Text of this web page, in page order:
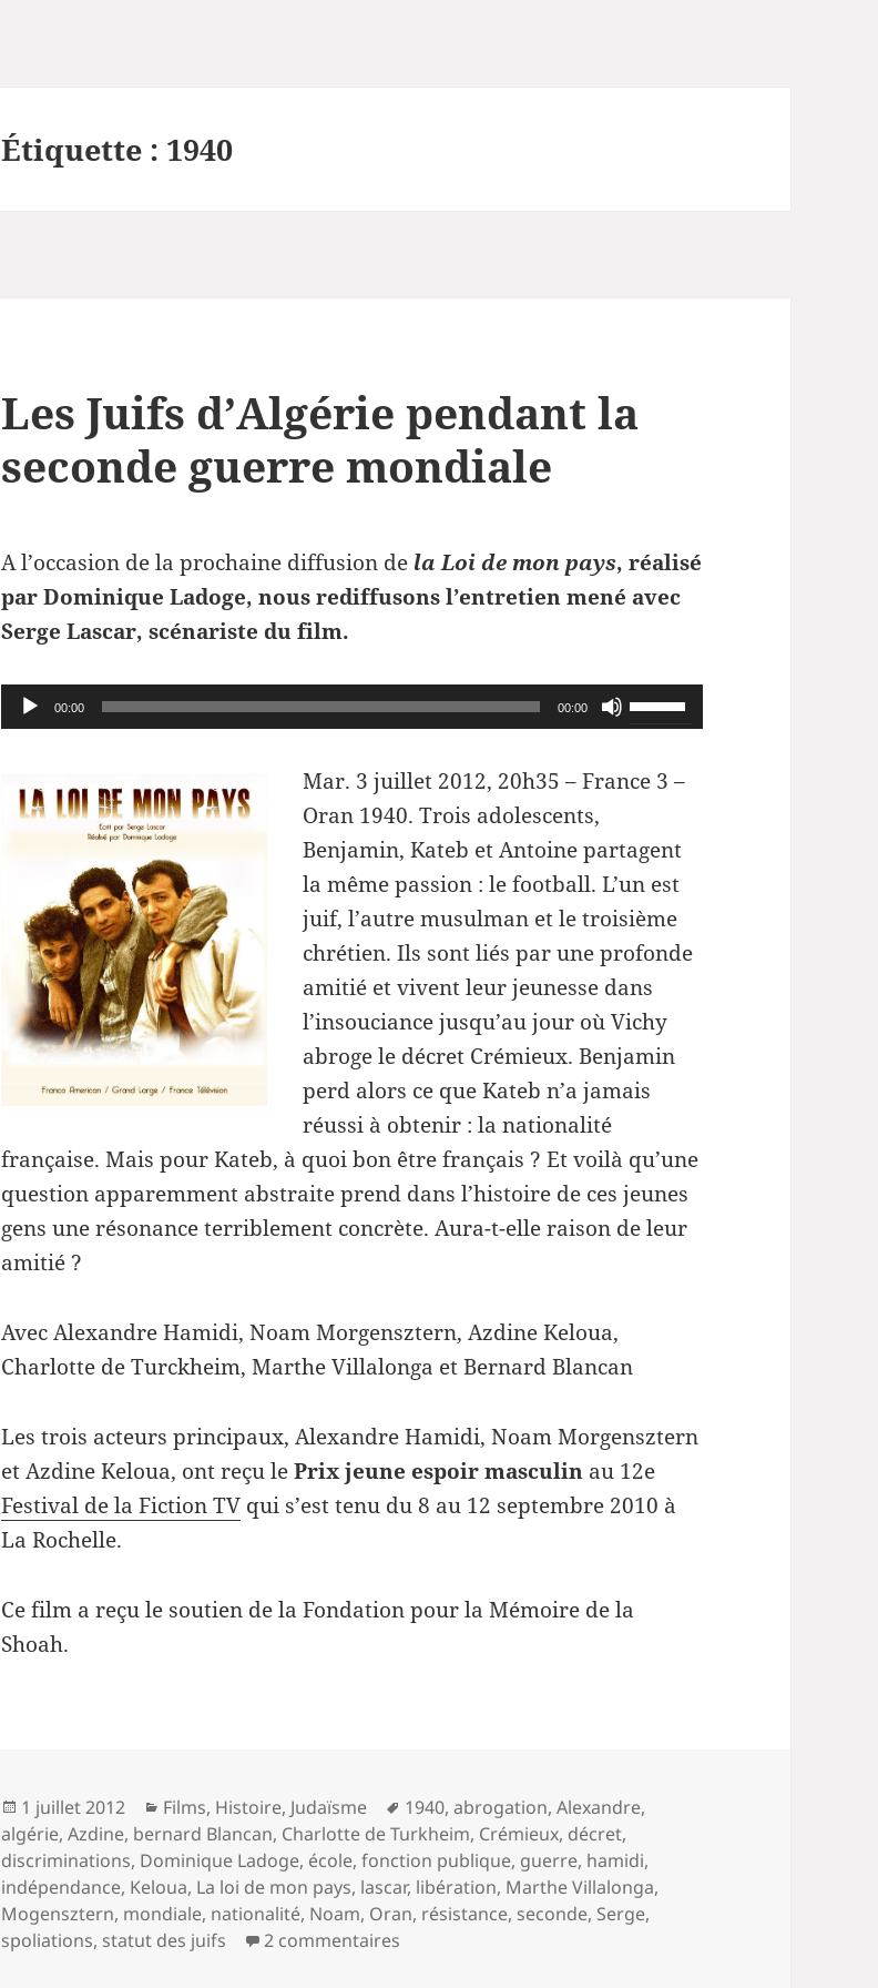
Étiquette : 1940
Les Juifs d’Algérie pendant la
seconde guerre mondiale
A l’occasion de la prochaine diffusion de la Loi de mon pays, réalisé
par Dominique Ladoge, nous rediffusons l’entretien mené avec
Serge Lascar, scénariste du film.
Lecteur
audio
00:00 00:00
Utilisez
les
flèches
ou
diminuer
volume.
Mar. 3 juillet 2012, 20h35 – France 3 –
Oran 1940. Trois adolescents,
Benjamin, Kateb et Antoine partagent
la même passion : le football. L’un est
juif, l’autre musulman et le troisième
chrétien. Ils sont liés par une profonde
amitié et vivent leur jeunesse dans
l’insouciance jusqu’au jour où Vichy
abroge le décret Crémieux. Benjamin
perd alors ce que Kateb n’a jamais
réussi à obtenir : la nationalité
française. Mais pour Kateb, à quoi bon être français ? Et voilà qu’une
question apparemment abstraite prend dans l’histoire de ces jeunes
gens une résonance terriblement concrète. Aura-t-elle raison de leur
amitié ?
Avec Alexandre Hamidi, Noam Morgensztern, Azdine Keloua,
Charlotte de Turckheim, Marthe Villalonga et Bernard Blancan
Les trois acteurs principaux, Alexandre Hamidi, Noam Morgensztern
et Azdine Keloua, ont reçu lePrix jeune espoir masculin au 12e
Festival de la Fiction TV qui s’est tenu du 8 au 12 septembre 2010 à
La Rochelle.
Ce film a reçu le soutien de la Fondation pour la Mémoire de la
Shoah.
Publié
le
1 juillet 2012 Catégories
Films, Histoire, Judaïsme
Mots-
clés
1940,abrogation,Alexandre,
algérie,Azdine, bernard Blancan, Charlotte de Turkheim, Crémieux, décret,
discriminations, Dominique Ladoge, école,fonction publique, guerre, hamidi,
indépendance, Keloua, La loi de mon pays, lascar, libération, Marthe Villalonga,
Mogensztern, mondiale, nationalité, Noam, Oran, résistance, seconde, Serge,
spoliations, statut des juifs 2 commentaires